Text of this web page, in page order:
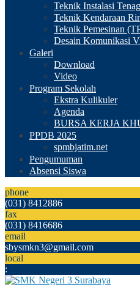
Teknik Instalasi
Teknik Kendaraan
Teknik Pemesinan
Desain Komunikasi
Galeri
Download
Video
Program Sekolah
Ekstra Kulikuler
Agenda
BURSA KERJA
PPDB 2025
spmbjatim.net
Pengumuman
Absensi Siswa
phone
(031) 8412886
fax
(031) 8416686
email
sbysmkn3@gmail.com
local
: